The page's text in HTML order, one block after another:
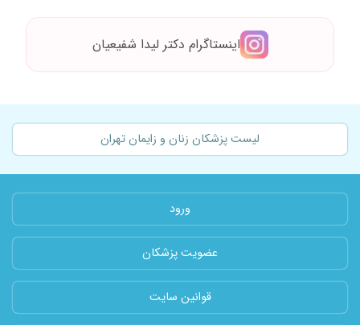
اینستاگرام دکتر لیدا شفیعیان
لیست پزشکان زنان و زایمان تهران
ورود
عضویت پزشکان
قوانین سایت